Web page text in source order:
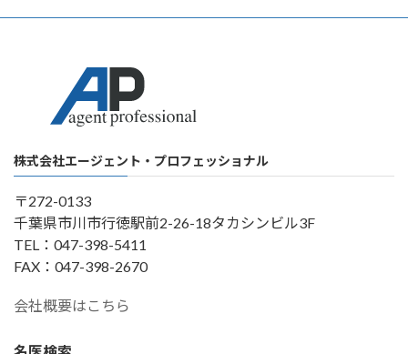
株式会社エージェント・プロフェッショナル
〒272-0133
千葉県市川市行徳駅前2-26-18タカシンビル3F
TEL：047-398-5411
FAX：047-398-2670
会社概要はこちら